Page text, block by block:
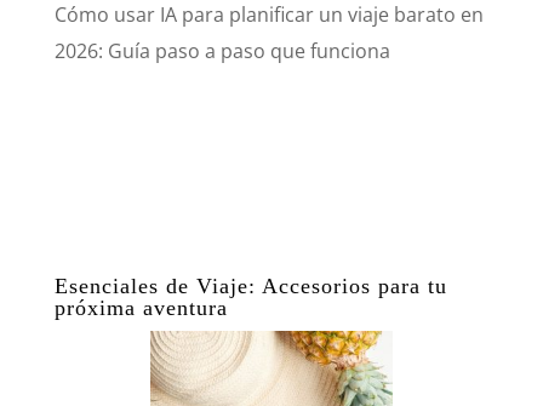
Cómo usar IA para planificar un viaje barato en
2026: Guía paso a paso que funciona
Esenciales de Viaje: Accesorios para tu
próxima aventura